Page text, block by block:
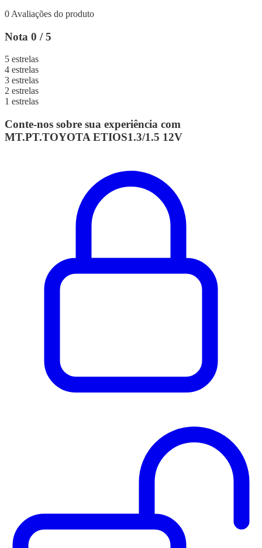
0 Avaliações do produto
Nota 0 / 5
5 estrelas
4 estrelas
3 estrelas
2 estrelas
1 estrelas
Conte-nos sobre sua experiência com
MT.PT.TOYOTA ETIOS1.3/1.5 12V